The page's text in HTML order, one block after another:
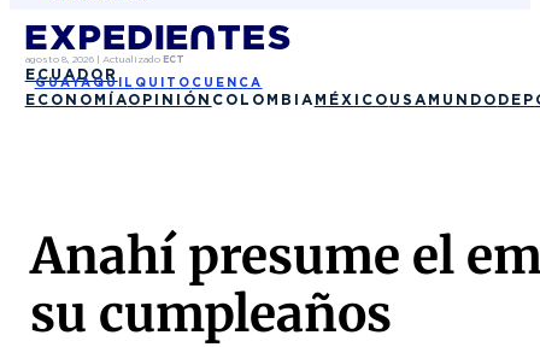
agosto 8, 2026| Actualizado ECT
ECUADOR
GUAYAQUIL QUITO CUENCA
ECONOMÍAOPINIÓN COLOMBIA MÉXICO USA MUNDO
Anahí presume el
su cumpleaños